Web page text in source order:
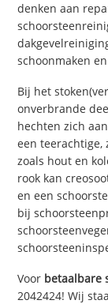
denken aan
schoonmaken
Bij het
onverbrande
hechten zich
een teerachtige,
zoals hout en
rook kan
en een
bij
Voor betaalbare
2042424! Wij